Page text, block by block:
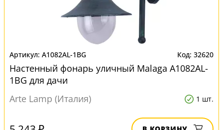
A1082AL-1BG 32620
Настенный фонарь уличный Malaga A1082AL-
1BG для дачи
Arte Lamp (Италия)
1 шт.